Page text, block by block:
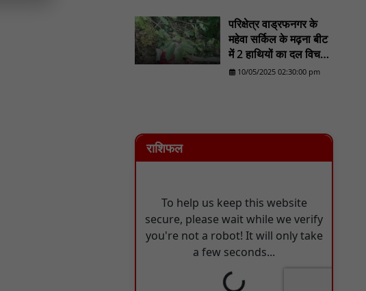
81
परिक्षेत्र वाड्रफनगर के
महेवा सर्किल के मढ़ना बीट
में 2 हाथियों का दल विचरण
करने का लोकेशन वन
10/05/2025 02:30:00 pm
राशिफल